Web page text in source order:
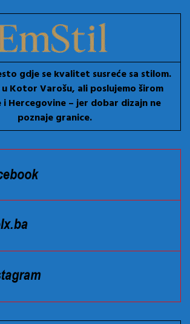
gdje se kvalitet susreće sa stilom.
u Kotor Varošu, ali poslujemo širom
i Hercegovine – jer dobar dizajn ne
poznaje granice.